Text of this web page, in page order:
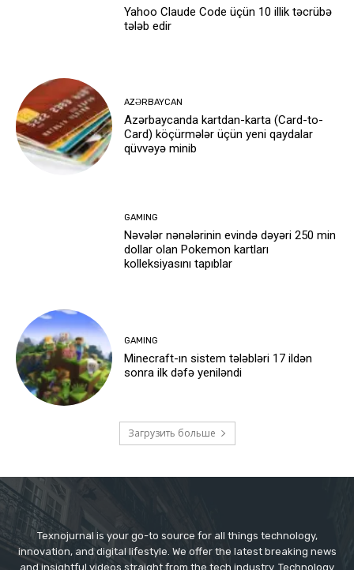
Yahoo Claude Code üçün 10 illik təcrübə
tələb edir
AZƏRBAYCAN
Azərbaycanda kartdan-karta (Card-to-
Card) köçürmələr üçün yeni qaydalar
qüvvəyə minib
GAMING
Nəvələr nənələrinin evində dəyəri 250 min
dollar olan Pokemon kartları
kolleksiyasını tapıblar
GAMING
Minecraft-ın sistem tələbləri 17 ildən
sonra ilk dəfə yeniləndi
Загрузить больше
Texnojurnal is your go-to source for all things technology,
innovation, and digital lifestyle. We offer the latest breaking news
and insightful videos straight from the tech industry. Technology